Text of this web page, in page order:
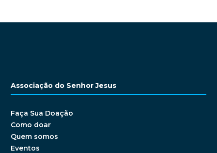
Associação do Senhor Jesus
Faça Sua Doação
Como doar
Quem somos
Eventos